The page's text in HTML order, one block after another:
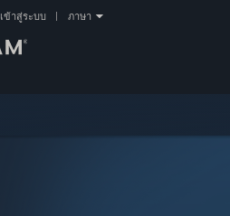
เข้าสู่ระบบ ภาษา